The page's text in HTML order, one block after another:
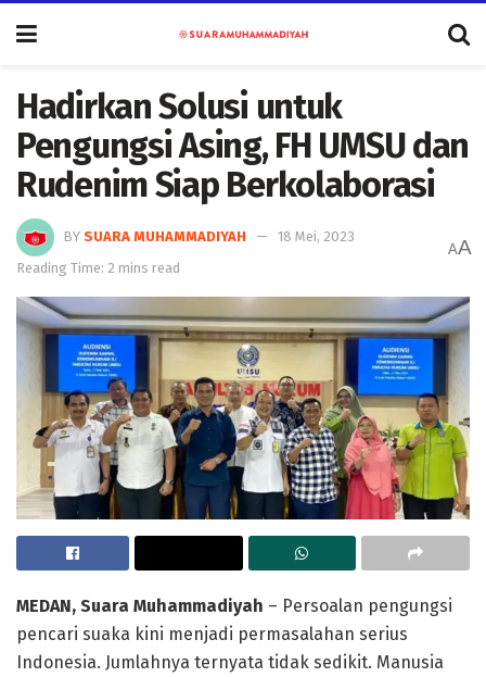
Hadirkan Solusi untuk
Pengungsi Asing, FH UMSU dan
Rudenim Siap Berkolaborasi
BY SUARA MUHAMMADIYAH
18 Mei, 2023
Reading Time: 2 mins read
AA
MEDAN, Suara Muhammadiyah – Persoalan pengungsi
pencari suaka kini menjadi permasalahan serius
Indonesia. Jumlahnya ternyata tidak sedikit. Manusia